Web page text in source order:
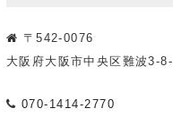
〒542-0076
大阪府大阪市中央区難波3-
070-1414-2770